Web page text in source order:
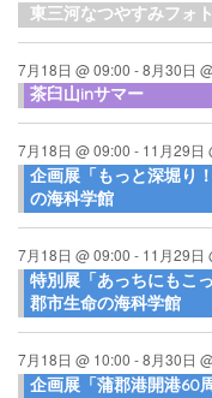
東三河なつやすみフォ
7月18日 @ 09:00 -8月30日
茶臼山inサマー
7月18日 @ 09:00 - 11月29日
企画展「もっと深堀り
の海科学館
7月18日 @ 09:00 - 11月29日
特別展「あっちにもこ
郡市生命の海科学館
7月18日 @ 10:00 -8月30日
企画展「蒲郡港開港60